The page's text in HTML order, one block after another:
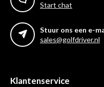
Start chat
Stuur ons een e-
sales@golfdriver.nl
Klantenservice